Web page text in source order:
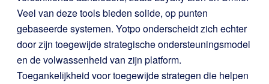
Veel van deze tools bieden solide, op punten
gebaseerde systemen. Yotpo onderscheidt zich echter
door zijn toegewijde strategische ondersteuningsmodel
en de volwassenheid van zijn platform.
Toegankelijkheid voor toegewijde strategen die helpen